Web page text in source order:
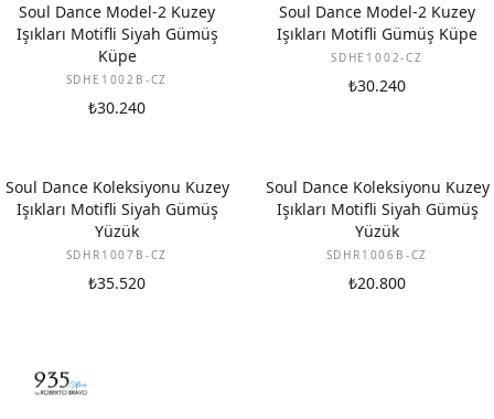
Soul Dance Model-2 Kuzey
Işıkları Motifli Siyah Gümüş
Küpe
SDHE1002B-CZ
₺30.240
Soul Dance Model-2 Kuzey
Işıkları Motifli Gümüş Küpe
SDHE1002-CZ
₺30.240
Soul Dance Koleksiyonu Kuzey
Işıkları Motifli Siyah Gümüş
Yüzük
SDHR1007B-CZ
₺35.520
Soul Dance Koleksiyonu Kuzey
Işıkları Motifli Siyah Gümüş
Yüzük
SDHR1006B-CZ
₺20.800